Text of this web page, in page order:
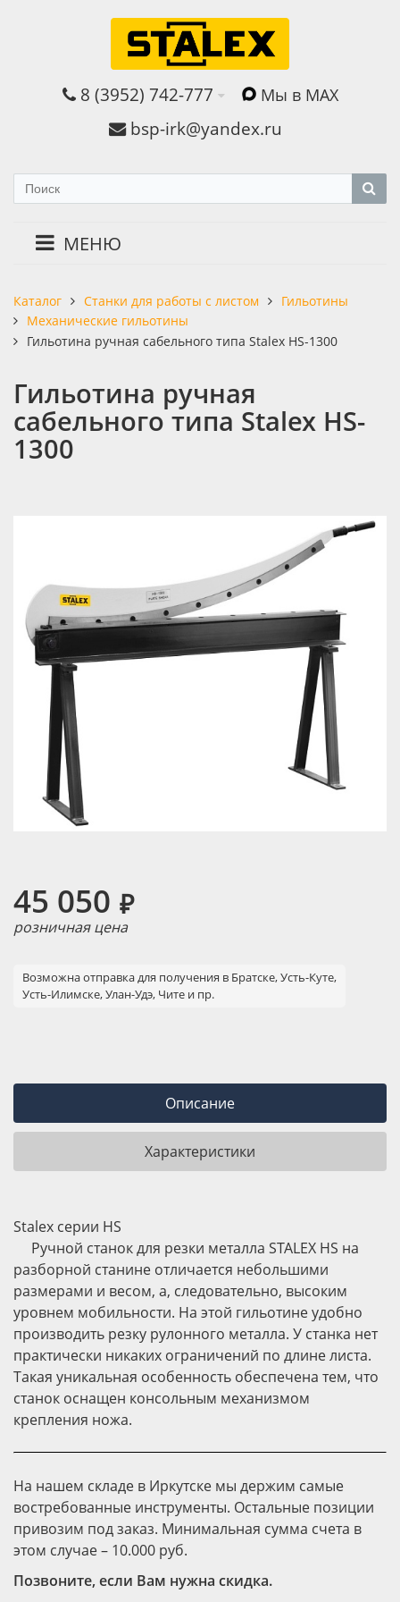
8 (3952) 742-777 Мы в MAX
bsp-irk@yandex.ru
МЕНЮ
Каталог Станки для работы с листом
Гильотины
Механические гильотины
Гильотина ручная сабельного типа Stalex HS-1300
Гильотина ручная
сабельного типа Stalex HS-
1300
45 050 ₽
розничная цена
Возможна отправка для получения в Братске, Усть-Куте,
Усть-Илимске, Улан-Удэ, Чите и пр.
Описание
Характеристики
Stalex серии HS
Ручной станок для резки металла STALEX HS на
разборной станине отличается небольшими
размерами и весом, а, следовательно, высоким
уровнем мобильности. На этой гильотине удобно
производить резку рулонного металла. У станка нет
практически никаких ограничений по длине листа.
Такая уникальная особенность обеспечена тем, что
станок оснащен консольным механизмом
крепления ножа.
На нашем складе в Иркутске мы держим самые
востребованные инструменты. Остальные позиции
привозим под заказ. Минимальная сумма счета в
этом случае – 10.000 руб.
Позвоните, если Вам нужна скидка.